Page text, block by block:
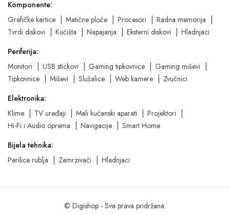
Komponente:
Grafičke kartice
Matične ploče Procesori
Radna memorija
Tvrdi diskovi
Kućišta Napajanja Eksterni diskovi
Hladnjaci
Periferija:
Monitori
USB stickovi Gaming tipkovnice
Gaming miševi
Tipkovnice
Miševi Slušalice Web kamere
Zvučnici
Elektronika:
Klime
TV uređaji Mali kućanski aparati
Projektori
Hi-Fi i Audio oprema
Navigacije
Smart Home
Bijela tehnika:
Perilice rublja
Zamrzivači Hladnjaci
© Digishop - Sva prava pridržana.